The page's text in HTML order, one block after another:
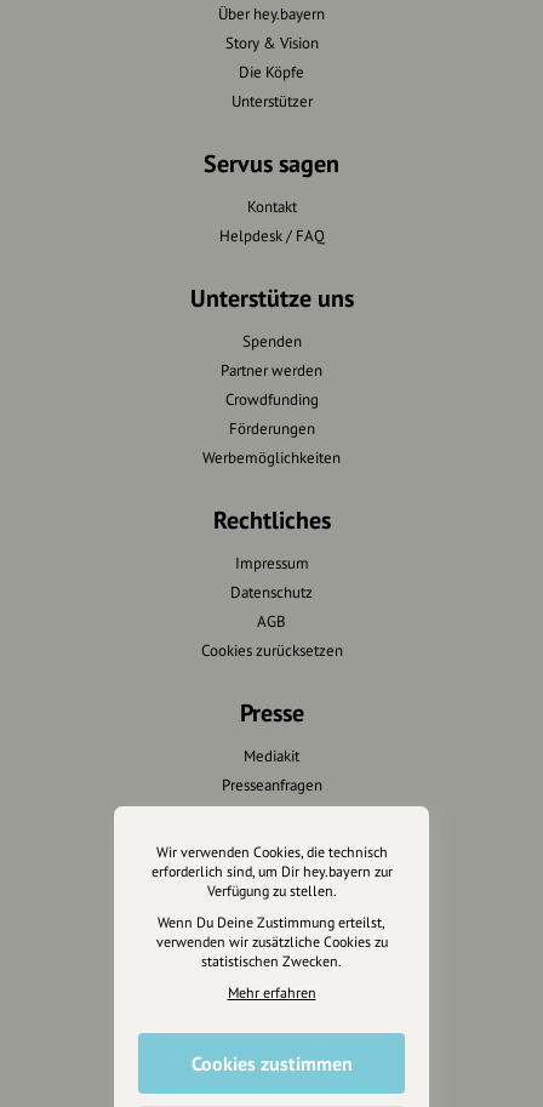
Über hey.bayern
Story & Vision
Die Köpfe
Unterstützer
Servus sagen
Kontakt
Helpdesk / FAQ
Unterstütze uns
Spenden
Partner werden
Crowdfunding
Förderungen
Werbemöglichkeiten
Rechtliches
Impressum
Datenschutz
AGB
Cookies zurücksetzen
Presse
Mediakit
Presseanfragen
Wir unterstützen Euch
Fotografie & mehr
Marketing
Anakin Design
Wir verwenden Cookies, die technisch
erforderlich sind, um Dir hey.bayern zur
Verfügung zu stellen.
Wenn Du Deine Zustimmung erteilst,
verwenden wir zusätzliche Cookies zu
statistischen Zwecken.
Mehr erfahren
Cookies zustimmen